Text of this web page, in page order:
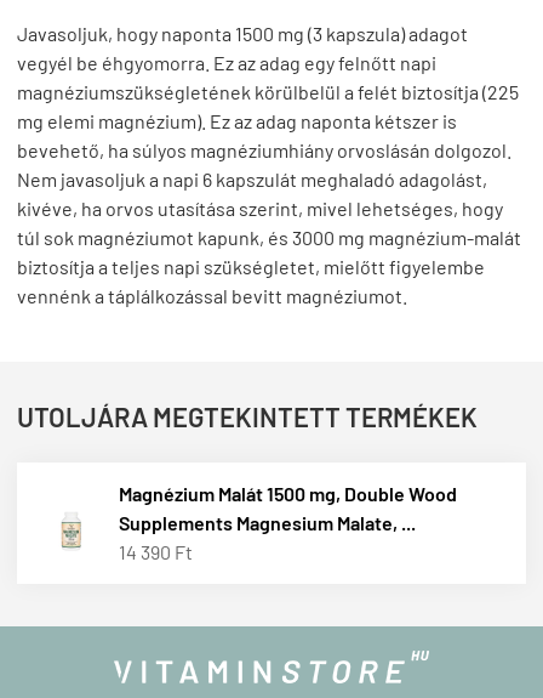
Javasoljuk, hogy naponta 1500 mg (3 kapszula) adagot
vegyél be éhgyomorra. Ez az adag egy felnőtt napi
magnéziumszükségletének körülbelül a felét biztosítja (225
mg elemi magnézium). Ez az adag naponta kétszer is
bevehető, ha súlyos magnéziumhiány orvoslásán dolgozol.
Nem javasoljuk a napi 6 kapszulát meghaladó adagolást,
kivéve, ha orvos utasítása szerint, mivel lehetséges, hogy
túl sok magnéziumot kapunk, és 3000 mg magnézium-malát
biztosítja a teljes napi szükségletet, mielőtt figyelembe
vennénk a táplálkozással bevitt magnéziumot.
UTOLJÁRA MEGTEKINTETT TERMÉKEK
Magnézium Malát 1500 mg, Double Wood
Supplements Magnesium Malate, ...
14 390 Ft